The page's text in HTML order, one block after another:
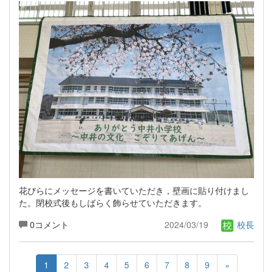
花びらにメッセージを書いていただき，壁画に貼り付けまし
た。閉校式後もしばらく飾らせていただきます。
0コメント
2024/03/19 校長
1 2 3 4 5 6 7 8 9 »